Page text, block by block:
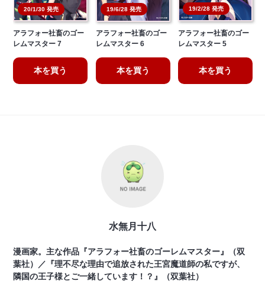
20/1/30 発売
アラフォー社畜のゴー
レムマスター 7
本を買う
19/6/28 発売
アラフォー社畜のゴー
レムマスター 6
本を買う
19/2/28 発売
アラフォー社畜のゴー
レムマスター 5
本を買う
水無月十八
漫画家。主な作品『アラフォー社畜のゴーレムマスター』（双
葉社）／『理不尽な理由で追放された王宮魔道師の私ですが、
隣国の王子様とご一緒しています！？』（双葉社）